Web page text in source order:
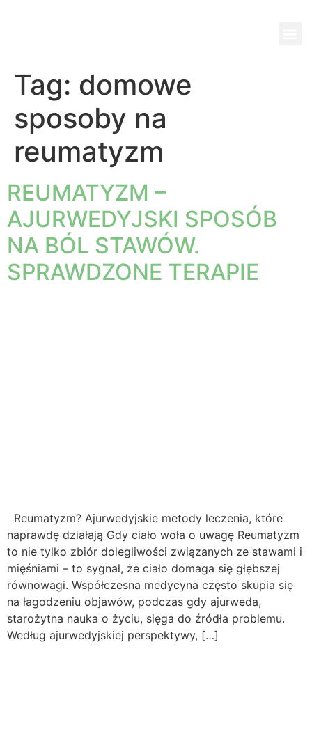
Tag: domowe
sposoby na
reumatyzm
REUMATYZM –
AJURWEDYJSKI SPOSÓB
NA BÓL STAWÓW.
SPRAWDZONE TERAPIE
Reumatyzm? Ajurwedyjskie metody leczenia, które
naprawdę działają Gdy ciało woła o uwagę Reumatyzm
to nie tylko zbiór dolegliwości związanych ze stawami i
mięśniami – to sygnał, że ciało domaga się głębszej
równowagi. Współczesna medycyna często skupia się
na łagodzeniu objawów, podczas gdy ajurweda,
starożytna nauka o życiu, sięga do źródła problemu.
Według ajurwedyjskiej perspektywy, […]